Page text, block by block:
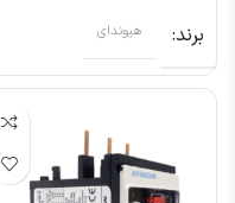
برند هیوندای